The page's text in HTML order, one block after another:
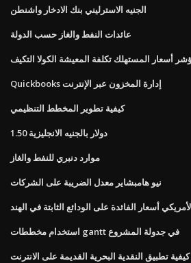
الجنيه الاسترليني بنك الادخار واشنطن
عائدات النفط والغاز حسب الدولة
أسعار المستهلك تكلفة المعيشة الكولا التكيف
Quickbooks إدارة المخزون عبر الإنترنت
كيفية تطوير المخطط التنظيمي
1.50 دولار بالجنيه الانجليزية
موارد دنبري للنفط والغاز
نيو هامبشاير معدل الضريبة على الشركات
أسعار الفائدة على الودائع الثابتة في الهند
استخدام مخططات gantt في جدولة المشروع
كيفية تطبيق النقدية البحرية القديمة على الانترنت